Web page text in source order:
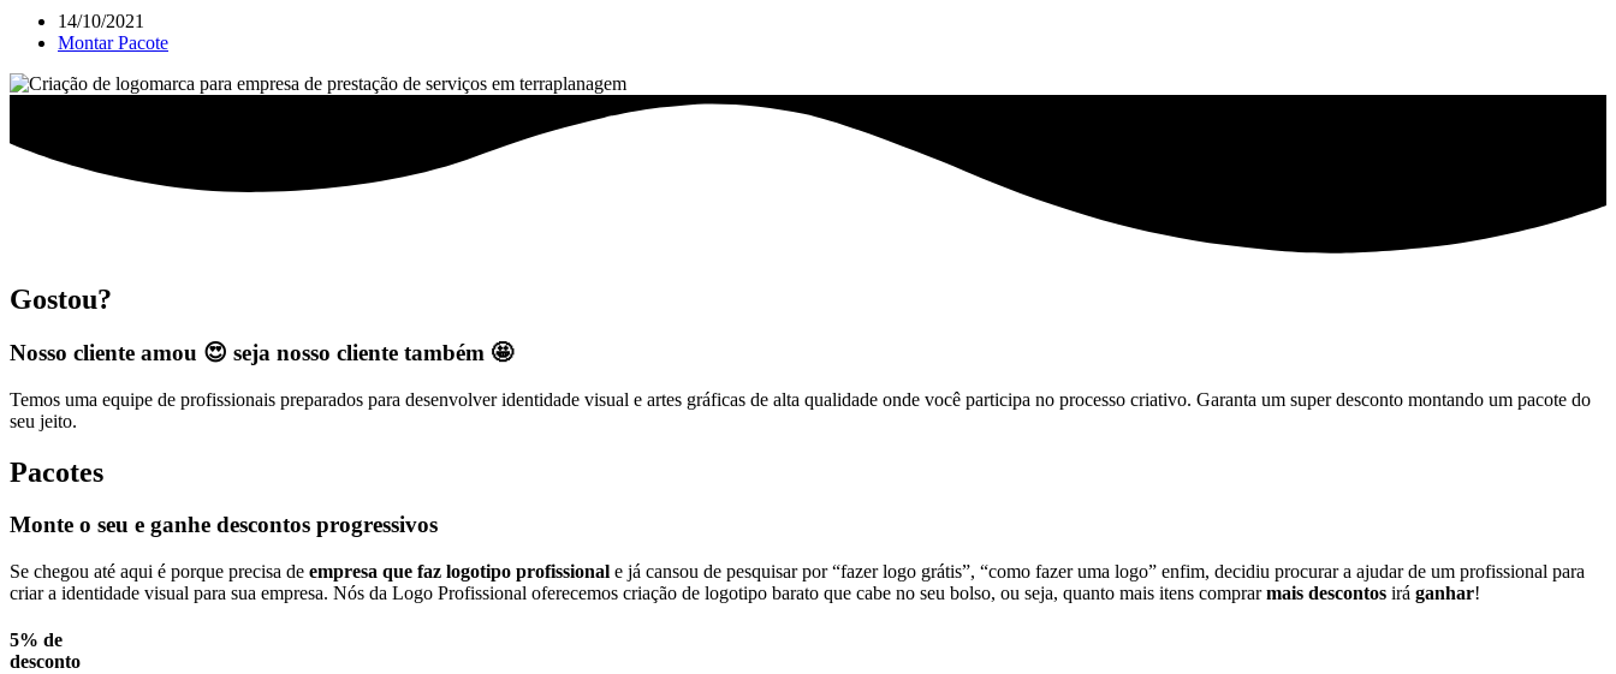
14/10/2021
Montar Pacote
Gostou?
Nosso cliente amou 😍 seja nosso cliente também 🤩
Temos uma equipe de profissionais preparados para desenvolver identidade visual e artes gráficas de alta qualidade onde você participa no processo criativo. Garanta um super desconto montando um pacote do
seu jeito.
Pacotes
Monte o seu e ganhe descontos progressivos
Se chegou até aqui é porque precisa de empresa que faz logotipo profissional e já cansou de pesquisar por “fazer logo grátis”, “como fazer uma logo” enfim, decidiu procurar a ajudar de um profissional para
criar a identidade visual para sua empresa. Nós da Logo Profissional oferecemos criação de logotipo barato que cabe no seu bolso, ou seja, quanto mais itens comprarmais descontos irá ganhar!
5% de
desconto